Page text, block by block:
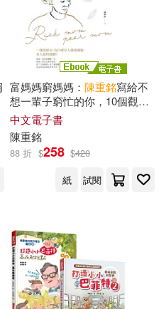
富媽媽窮媽媽： 陳重銘寫給不
想一輩子窮忙的你，10個觀念
從領薪水到領千萬股利 (電子
書)
中文電子書
陳重銘
88 折 $258 $420
紙
試閱